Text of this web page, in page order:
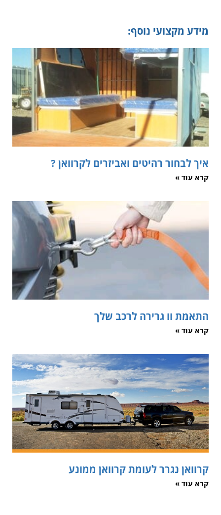
מידע מקצועי נוסף:
איך לבחור רהיטים ואביזרים לקרוואן ?
קרא עוד »
התאמת וו גרירה לרכב שלך
קרא עוד »
קרוואן נגרר לעומת קרוואן ממונע
קרא עוד »